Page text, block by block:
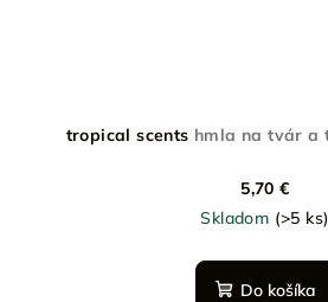
tropical scents hmla na tvár a
5,70 €
Skladom (>5 ks)
Do košíka